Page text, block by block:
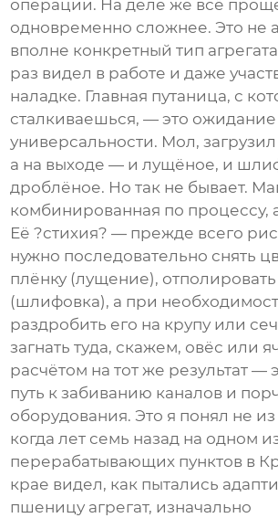
операции. На деле же всё
одновременно сложнее. Это не
вполне конкретный тип
раз видел в работе и даже
наладке. Главная путаница, с
сталкиваешься, — это ожидание
универсальности. Мол,
а на выходе — и лущёное, и
дроблёное. Но так не бывает.
комбинированная по процессу,
Её ?стихия? — прежде всего рис
нужно последовательно снять
плёнку (лущение),
(шлифовка), а при
раздробить его на крупу или
загнать туда, скажем, овёс или
расчётом на тот же результат —
путь к забиванию каналов и
оборудования. Это я понял не
когда лет семь назад на одном
перерабатывающих пунктов в
крае видел, как пытались
пшеницу агрегат, изначально